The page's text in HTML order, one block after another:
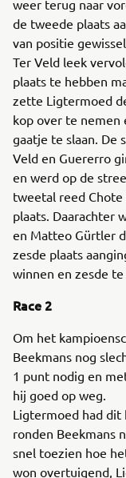
weer terug naar
de tweede plaats
van positie
Ter Veld leek
plaats te hebben
zette Ligtermoed
kop over te nemen
gaatje te slaan. De
Veld en Guererro
en werd op de
tweetal reed Chote
plaats. Daarachter
en Matteo Gürtler
zesde plaats
winnen en zesde
Race 2
Om het
Beekmans nog
1 punt nodig en
hij goed op weg.
Ligtermoed had dit
ronden Beekmans
snel toezien hoe
won overtuigend,